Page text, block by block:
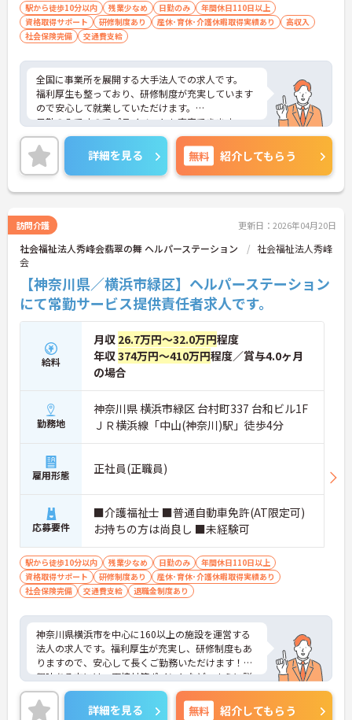
駅から徒歩10分以内 残業少なめ 日勤のみ
年間休日110日以上
資格取得サポート
研修制度あり 産休･育休･介護休暇取得実績あり
高収入
社会保険完備
交通費支給
全国に事業所を展開する大手法人での求人です。
福利厚生も整っており、研修制度が充実しています
ので安心して就業していただけます。
日勤のみですのでプライベートも充実できます。
ご興味ある方には、面接対策ポイントなど、さらに
詳細をお話しいたしますのでお気軽にご相談くださ
い。
詳細を見る 無料 紹介してもらう
訪問介護 更新日：2026年04月20日
社会福祉法人秀峰会翡翠の舞 ヘルパーステーション
社会福祉法人秀峰
会
【神奈川県／横浜市緑区】ヘルパーステーション
にて常勤サービス提供責任者求人です。
給料
月収 26.7万円～32.0万円程度
年収374万円～410万円程度／賞与4.0ヶ月
の場合
勤務地
神奈川県 横浜市緑区 台村町337 台和ビル1F
ＪＲ横浜線「中山(神奈川)駅」徒歩4分
雇用形態 正社員(正職員)
応募要件
■介護福祉士 ■普通自動車免許(AT限定可)
お持ちの方は尚良し ■未経験可
駅から徒歩10分以内 残業少なめ 日勤のみ
年間休日110日以上
資格取得サポート
研修制度あり
産休･育休･介護休暇取得実績あり
社会保険完備
交通費支給 退職金制度あり
神奈川県横浜市を中心に160以上の施設を運営する
法人の求人です。福利厚生が充実し、研修制度もあ
りますので、安心して長くご勤務いただけます！ご
興味ある方には、面接対策ポイントなど、さらに詳
細をお話しいたしますのでお気軽にご相談くださ
い！
詳細を見る 無料 紹介してもらう